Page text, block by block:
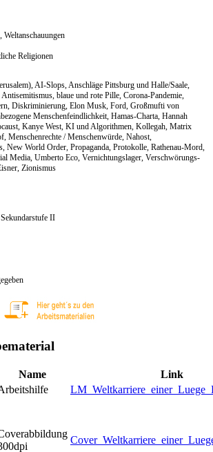
Weltanschauungen
Religionen
AI-Slops, Anschläge Pittsburg und Halle/Saale,
Antisemitismus, blaue und rote Pille, Corona-Pandemie,
Diskriminierung, Elon Musk, Ford, Großmufti von
Menschenfeindlichkeit, Hamas-Charta, Hannah
Kanye West, KI und Algorithmen, Kollegah, Matrix
Menschenrechte / Menschenwürde, Nahost,
New World Order, Propaganda, Protokolle, Rathenau-Mord,
Media, Umberto Eco, Vernichtungslager, Verschwörungs-
Zionismus
II
Name
Link